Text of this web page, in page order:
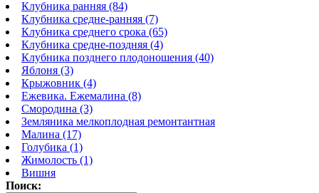
Клубника ранняя (84)
Клубника средне-ранняя (7)
Клубника среднего срока (65)
Клубника средне-поздняя (4)
Клубника позднего плодоношения (40)
Яблоня (3)
Крыжовник (4)
Ежевика. Ежемалина (8)
Смородина (3)
Земляника мелкоплодная ремонтантная
Малина (17)
Голубика (1)
Жимолость (1)
Вишня
Поиск: